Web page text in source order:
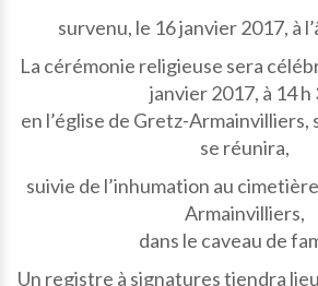
survenu, le 16 janvier 2017, à
La cérémonie religieuse sera
janvier 2017, à 14 h
en l’église de Gretz-Armainvilliers,
se réunira,
suivie de l’inhumation au
Armainvilliers,
dans le caveau de
Un registre à signatures tiendra